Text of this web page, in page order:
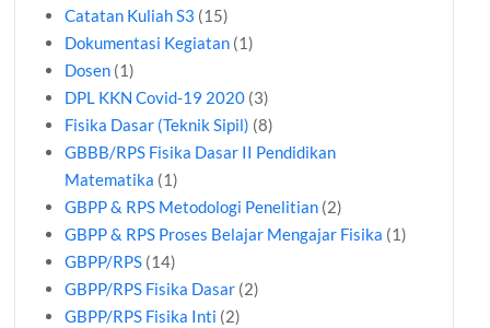
Catatan Kuliah S3 (15)
Dokumentasi Kegiatan (1)
Dosen (1)
DPL KKN Covid-19 2020 (3)
Fisika Dasar (Teknik Sipil) (8)
GBBB/RPS Fisika Dasar II Pendidikan
Matematika (1)
GBPP & RPS Metodologi Penelitian (2)
GBPP & RPS Proses Belajar Mengajar Fisika (1)
GBPP/RPS (14)
GBPP/RPS Fisika Dasar (2)
GBPP/RPS Fisika Inti (2)